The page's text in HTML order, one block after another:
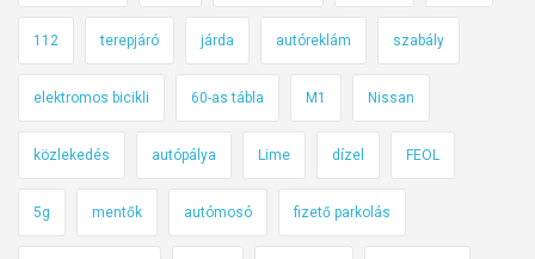
112 terepjáró járda autóreklám szabály
elektromos bicikli 60-as tábla M1 Nissan
közlekedés autópálya Lime dízel FEOL
5g mentők autómosó fizető parkolás